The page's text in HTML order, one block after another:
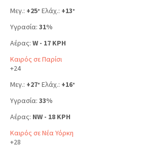
Μεγ.: +25° Ελάχ.: +13°
Υγρασία: 31%
Αέρας: W - 17 KPH
Καιρός σε Παρίσι
+24
Μεγ.: +27° Ελάχ.: +16°
Υγρασία: 33%
Αέρας: NW - 18 KPH
Καιρός σε Νέα Υόρκη
+28